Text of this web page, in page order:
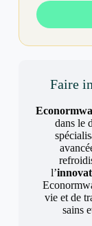
Faire
dans le
l’
vie et de
sains